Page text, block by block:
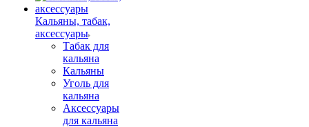
Кальяны, табак,
аксессуары
Табак для
кальяна
Кальяны
Уголь для
кальяна
Аксессуары
для кальяна